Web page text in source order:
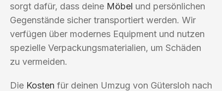
sorgt dafür, dass deine Möbel und persönlichen
Gegenstände sicher transportiert werden. Wir
verfügen über modernes Equipment und nutzen
spezielle Verpackungsmaterialien, um Schäden
zu vermeiden.
Die Kosten für deinen Umzug von Gütersloh nach